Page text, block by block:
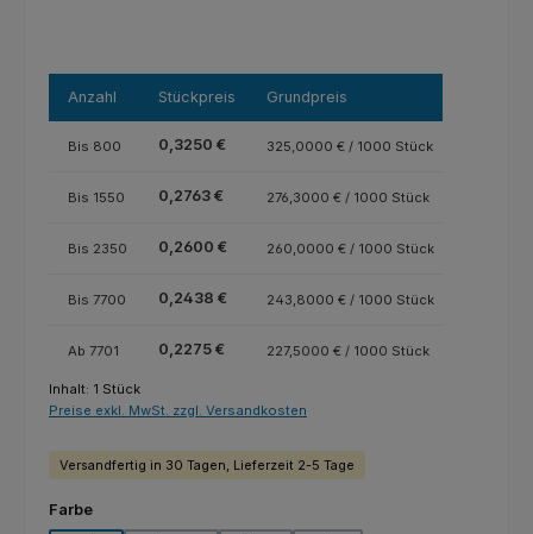
Anzahl Stückpreis Grundpreis
Bis 800 0,3250 € 325,0000 € / 1000 Stück
Bis 1550 0,2763 € 276,3000 € / 1000 Stück
Bis 2350 0,2600 € 260,0000 € / 1000 Stück
Bis 7700 0,2438 € 243,8000 € / 1000 Stück
Ab 7701 0,2275 € 227,5000 € / 1000 Stück
Inhalt: 1 Stück
Preise exkl. MwSt. zzgl. Versandkosten
Versandfertig in 30 Tagen, Lieferzeit 2-5 Tage
Farbeauswählen